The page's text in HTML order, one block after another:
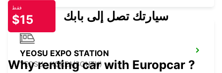
YEOSU EXPO STATION
YEOSU - KOREA(SOUTH)
فقط
$15 سيارتك تصل إلى بابك
Why renting car with Europcar ?